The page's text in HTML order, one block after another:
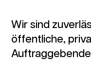
Wir sind
öffentliche,